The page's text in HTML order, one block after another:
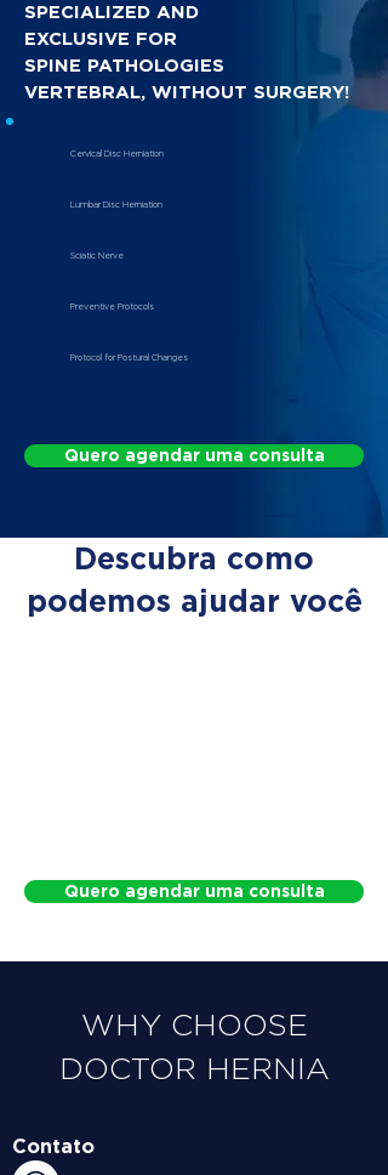
SPECIALIZED AND
EXCLUSIVE FOR
SPINE PATHOLOGIES
VERTEBRAL, WITHOUT SURGERY!
Cervical Disc Herniation
Lumbar Disc Herniation
Sciatic Nerve
Preventive Protocols
Protocol for Postural Changes
Quero agendar uma consulta
Descubra como
podemos ajudar você
Quero agendar uma consulta
WHY CHOOSE
DOCTOR HERNIA
Contato